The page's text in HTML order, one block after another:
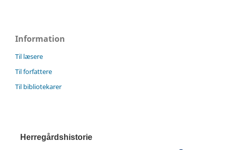
Information
Til læsere
Til forfattere
Til bibliotekarer
Herregårdshistorie